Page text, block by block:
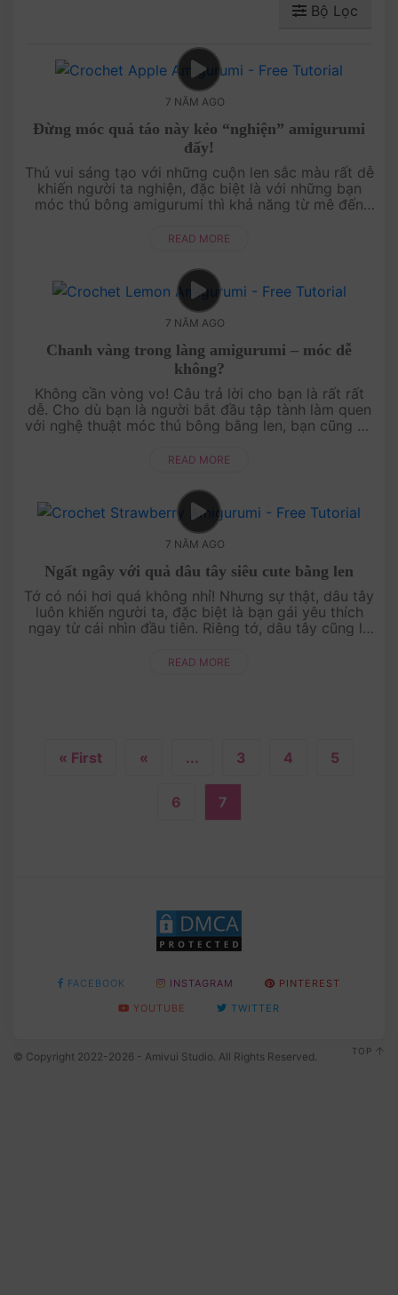
Bộ Lọc
7 NĂM AGO
Đừng móc quả táo này kẻo “nghiện” amigurumi
đấy!
Thú vui sáng tạo với những cuộn len sắc màu rất dễ
khiến người ta nghiện, đặc biệt là với những bạn
móc thú bông amigurumi thì khả năng từ mê đến
READ MORE
7 NĂM AGO
Chanh vàng trong làng amigurumi – móc dễ
không?
Không cần vòng vo! Câu trả lời cho bạn là rất rất
dễ. Cho dù bạn là người bắt đầu tập tành làm quen
với nghệ thuật móc thú bông bằng len, bạn cũng có
READ MORE
7 NĂM AGO
Ngất ngây với quả dâu tây siêu cute bằng len
Tớ có nói hơi quá không nhỉ! Nhưng sự thật, dâu tây
luôn khiến người ta, đặc biệt là bạn gái yêu thích
ngay từ cái nhìn đầu tiên. Riêng tớ, dâu tây cũng là
READ MORE
« First « ... 3 4 5
6 7
FACEBOOK INSTAGRAM
PINTEREST
YOUTUBE
TWITTER
© Copyright 2022-2026 - Amivui Studio. All Rights Reserved. TOP